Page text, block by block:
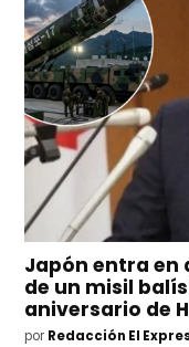
Japón entra en
de un misil
aniversario de
por Redacción El